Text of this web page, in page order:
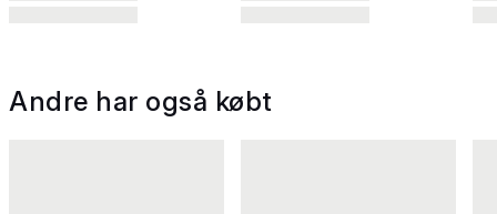
Andre har også købt